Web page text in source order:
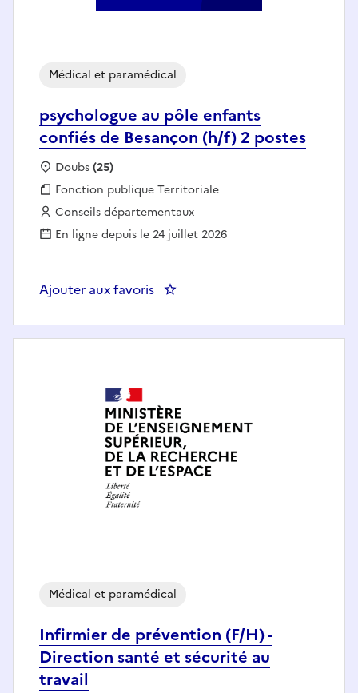
psychologue au pôle enfants
confiés de Besançon (h/f) 2 postes
Médical et paramédical
Localisation :
Doubs(25)
Fonction publique :
Fonction publique Territoriale
Employeur :
Conseils départementaux
En ligne depuis le 24 juillet 2026
Ajouter aux favoris : psychologue au pôle enfants
Infirmier de prévention (F/H) -
Direction santé et sécurité au
travail
Médical et paramédical